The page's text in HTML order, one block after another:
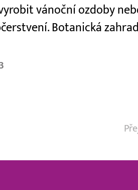
vánoční ozdoby
Botanická